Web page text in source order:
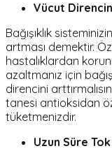
Vücut
Bağışıklık
artması demektir.
hastalıklardan
azaltmanız için
direncini
tanesi antioksidan
tüketmenizdir.
Uzun Süre